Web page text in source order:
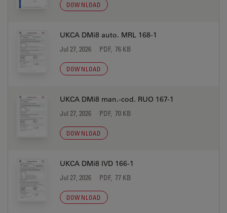
DOWNLOAD
UKCA DMi8 auto. MRL 168-1
Jul 27, 2026 PDF, 76 KB
DOWNLOAD
UKCA DMi8 man.-cod. RUO 167-1
Jul 27, 2026 PDF, 70 KB
DOWNLOAD
UKCA DMi8 IVD 166-1
Jul 27, 2026 PDF, 77 KB
DOWNLOAD